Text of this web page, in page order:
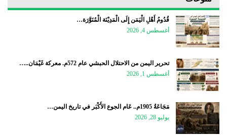
قُدُومُ أَهْلِ الْيَمَن إِلَى الْمَدِيْنَة الْمُنَوَّرَة…
أغسطس 4, 2026
تحرير اليمن من الاحتلال الحبشي عام 572م. معركة غَيْمَان..…
أغسطس 1, 2026
مَجَاعَةُ 1905م.. عَام الجوع الأَكْبَر في تاريخ اليمن…
يوليو 28, 2026